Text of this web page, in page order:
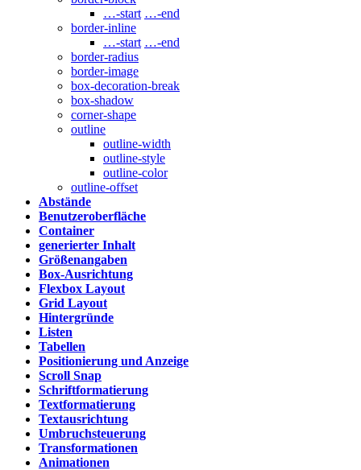
…-start …-end
border-inline
…-start …-end
border-radius
border-image
box-decoration-break
box-shadow
corner-shape
outline
outline-width
outline-style
outline-color
outline-offset
Abstände
Benutzeroberfläche
Container
generierter Inhalt
Größenangaben
Box-Ausrichtung
Flexbox Layout
Grid Layout
Hintergründe
Listen
Tabellen
Positionierung und Anzeige
Scroll Snap
Schriftformatierung
Textformatierung
Textausrichtung
Umbruchsteuerung
Transformationen
Animationen